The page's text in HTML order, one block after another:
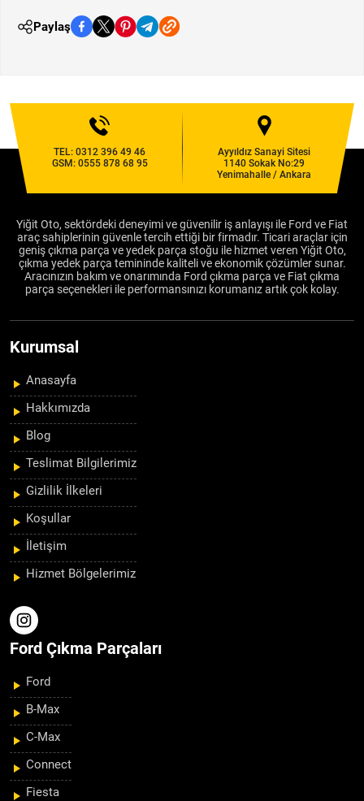
Paylaş
TEL:0312 396 49 46
GSM: 0555 878 68 95
Ayyıldız Sanayi Sitesi
1140 Sokak No:29
Yenimahalle / Ankara
Yiğit Oto, sektördeki deneyimi ve güvenilir iş anlayışı ile Ford ve Fiat
araç sahiplerinin güvenle tercih ettiği bir firmadır. Ticari araçlar için
geniş çıkma parça ve yedek parça stoğu ile hizmet veren Yiğit Oto,
çıkma yedek parça temininde kaliteli ve ekonomik çözümler sunar.
Aracınızın bakım ve onarımında Ford çıkma parça ve Fiat çıkma
parça seçenekleri ile performansınızı korumanız artık çok kolay.
Kurumsal
Anasayfa
Hakkımızda
Blog
Teslimat Bilgilerimiz
Gizlilik İlkeleri
Koşullar
İletişim
Hizmet Bölgelerimiz
Ford Çıkma Parçaları
Ford
B-Max
C-Max
Connect
Fiesta